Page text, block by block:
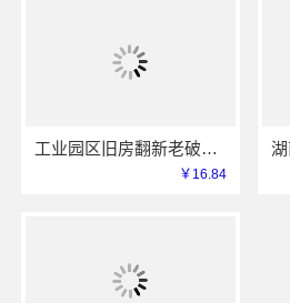
工业园区旧房翻新老破小拎包入住，苏州兔哥哥智装焕新
￥16.84